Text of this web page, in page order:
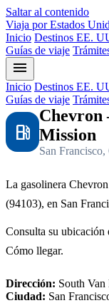
Saltar al contenido
Viaja por Estados
Inicio Destinos EE.
Guías de viaje
menu
Inicio Destinos EE.
Guías de viaje
local_gas_station
Chevron
Mission
San
La gasolinera
(94103), en San
Consulta su ubicación
Cómo llegar.
Dirección: South Van
Ciudad: San